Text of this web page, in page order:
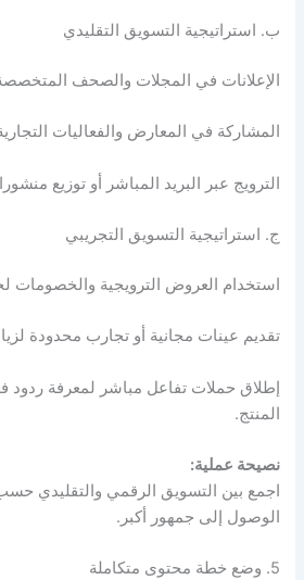
ب. استراتيجية التسويق التقليدي
الإعلانات في المجلات والصحف
المشاركة في المعارض والفعاليات
الترويج عبر البريد المباشر أو توزيع
ج. استراتيجية التسويق التجريبي
استخدام العروض الترويجية والخصومات
تقديم عينات مجانية أو تجارب محدودة
إطلاق حملات تفاعل مباشر لمعرفة ردود
المنتج.
نصيحة عملية:
اجمع بين التسويق الرقمي والتقليدي
الوصول إلى جمهور أكبر.
5. وضع خطة محتوى متكاملة